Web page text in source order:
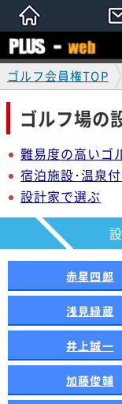
ゴルフ会員権TOP
ゴルフ場の
難易度の高いゴ
宿泊施設･温泉
設計家で選ぶ
赤星四郎
浅見緑蔵
井上誠一
加藤俊輔